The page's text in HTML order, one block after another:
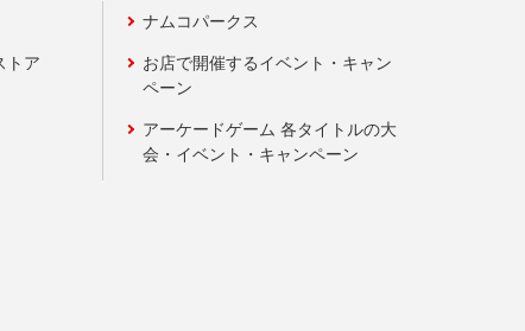
トア
ナムコパークス
お店で開催するイベント・キャン
ペーン
アーケードゲーム 各タイトルの大
会・イベント・キャンペーン